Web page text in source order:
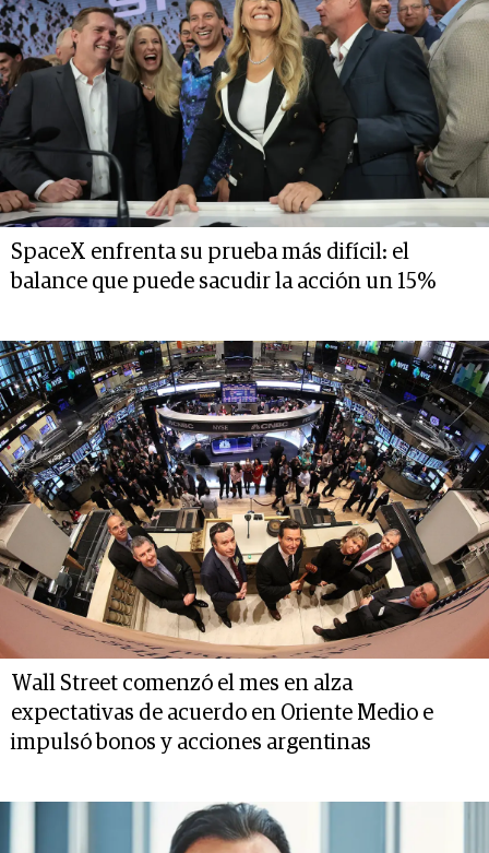
SpaceX enfrenta su prueba más difícil: el
balance que puede sacudir la acción un 15%
Wall Street comenzó el mes en alza
expectativas de acuerdo en Oriente Medio e
impulsó bonos y acciones argentinas